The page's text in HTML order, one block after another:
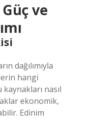
ve
dağılımıyla
hangi
nasıl
ekonomik,
Edinim